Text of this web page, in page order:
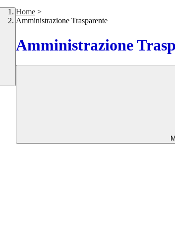
Home >
Amministrazione Trasparente
Amministrazione